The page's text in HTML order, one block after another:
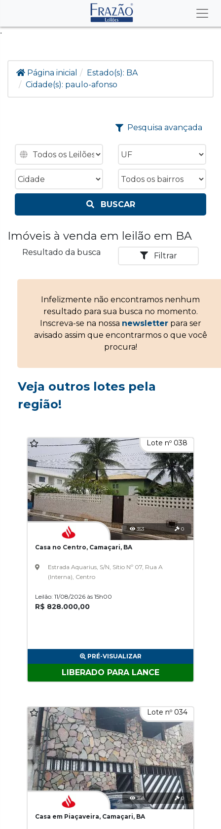
.
Página inicial Estado(s): BA
Cidade(s): paulo-afonso
Pesquisa avançada
BUSCAR
Imóveis à venda em leilão em BA
Resultado da busca Filtrar
Infelizmente não encontramos nenhum
resultado para sua busca no momento.
Inscreva-se na nossa newsletterpara ser
avisado assim que encontrarmos o que você
procura!
Veja outros lotes pela
região!
Lote nº 038
353 0
Casa no Centro, Camaçari, BA
Estrada Aquarius, S/N, Sítio Nº 07, Rua A
(Interna), Centro
Leilão: 11/08/2026 às 15h00
R$ 828.000,00
PRÉ-VISUALIZAR
LIBERADO PARA LANCE
Lote nº 034
358 0
Casa em Piaçaveira, Camaçari, BA